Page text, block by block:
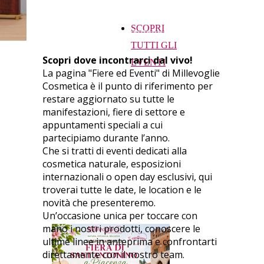
l’esperienza Millevoglie.
Scopri dove incontrarci dal vivo!
La pagina "Fiere ed Eventi" di Millevoglie
Cosmetica è il punto di riferimento per
restare aggiornato su tutte le
manifestazioni, fiere di settore e
appuntamenti speciali a cui
partecipiamo durante l’anno.
Che si tratti di eventi dedicati alla
cosmetica naturale, esposizioni
internazionali o open day esclusivi, qui
troverai tutte le date, le location e le
novità che presenteremo.
Un’occasione unica per toccare con
mano i nostri prodotti, conoscere le
ultime linee in anteprima e confrontarti
direttamente con il nostro team.
SCOPRI
TUTTI GLI
EVENTI